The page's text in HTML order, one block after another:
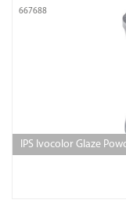
667688
IPS Ivocolor Glaze